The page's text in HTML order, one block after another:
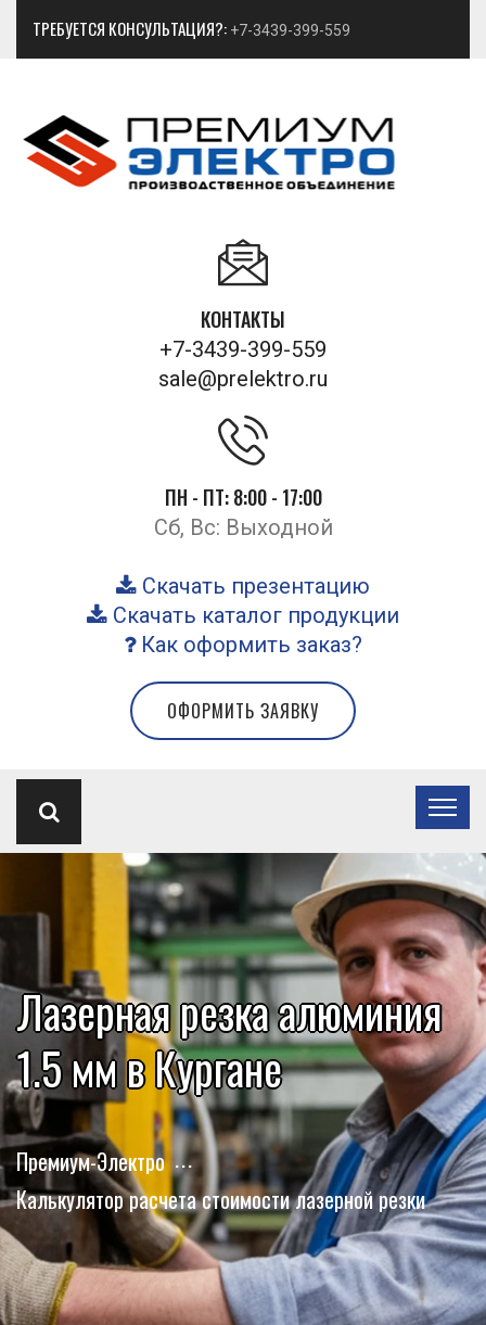
ТРЕБУЕТСЯ КОНСУЛЬТАЦИЯ?: +7-3439-399-559
КОНТАКТЫ
+7-3439-399-559
sale@prelektro.ru
ПН - ПТ: 8:00 - 17:00
Сб, Вс: Выходной
Скачать презентацию
Скачать каталог продукции
Как оформить заказ?
ОФОРМИТЬ ЗАЯВКУ
Лазерная резка алюминия
1.5 мм в Кургане
Премиум-Электро
Калькулятор расчета стоимости лазерной резки